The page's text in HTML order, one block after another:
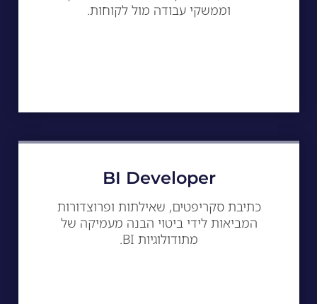
וממשקי עבודה מול לקוחות.
BI Developer
כתיבת סקריפטים, שאילתות ופרוצדורות
המביאות לידי ביטוי הבנה מעמיקה של
מתודולוגיות BI.